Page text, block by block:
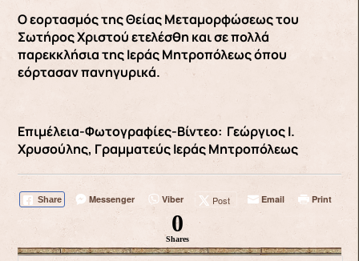
Ο εορτασμός της Θείας Μεταμορφώσεως του
Σωτήρος Χριστού ετελέσθη και σε πολλά
παρεκκλήσια της Ιεράς Μητροπόλεως όπου
εόρτασαν πανηγυρικά.
Επιμέλεια-Φωτογραφίες-Βίντεο: Γεώργιος Ι.
Χρυσούλης, Γραμματεύς Ιεράς Μητροπόλεως
Share Messenger Viber Post Email Print
0
Shares